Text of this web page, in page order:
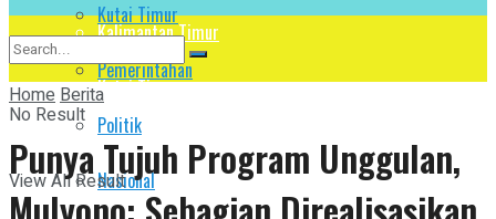
Kutai Timur
Pemerintahan
Politik
Nasional
Kalimantan Timur
Kutai Timur
Pemerintahan
Politik
No Result
View All Result
HomeBerita
Punya Tujuh Program Unggulan,